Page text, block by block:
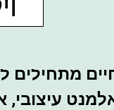
מתחילים